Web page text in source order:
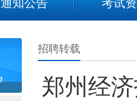
通知公告 考试
招聘转载
郑州经